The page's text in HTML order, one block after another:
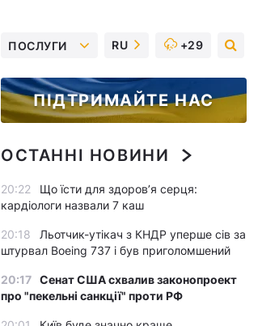
ПОСЛУГИ RU +29
ПІДТРИМАЙТЕ НАС
ОСТАННІ НОВИНИ
20:22
Що їсти для здоров’я серця:
кардіологи назвали 7 каш
20:18
Льотчик-утікач з КНДР уперше сів за
штурвал Boeing 737 і був приголомшений
20:17 Сенат США схвалив законопроект
про "пекельні санкції" проти РФ